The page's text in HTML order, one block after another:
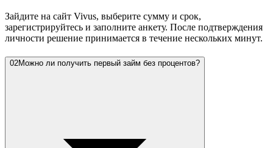
Зайдите на сайт Vivus, выберите сумму и срок,
зарегистрируйтесь и заполните анкету. После подтверждения
личности решение принимается в течение нескольких минут.
02Можно ли получить первый займ без процентов?